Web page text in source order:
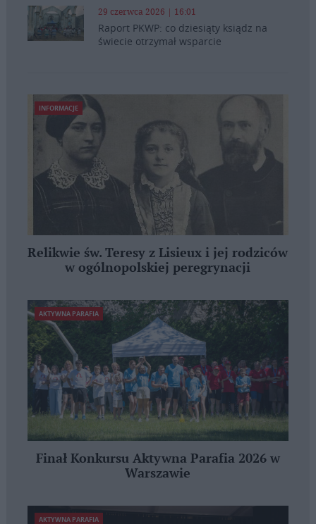
29 czerwca 2026 | 16:01
Raport PKWP: co dziesiąty ksiądz na
świecie otrzymał wsparcie
INFORMACJE
Relikwie św. Teresy z Lisieux i jej rodziców
w ogólnopolskiej peregrynacji
AKTYWNA PARAFIA
Finał Konkursu Aktywna Parafia 2026 w
Warszawie
AKTYWNA PARAFIA